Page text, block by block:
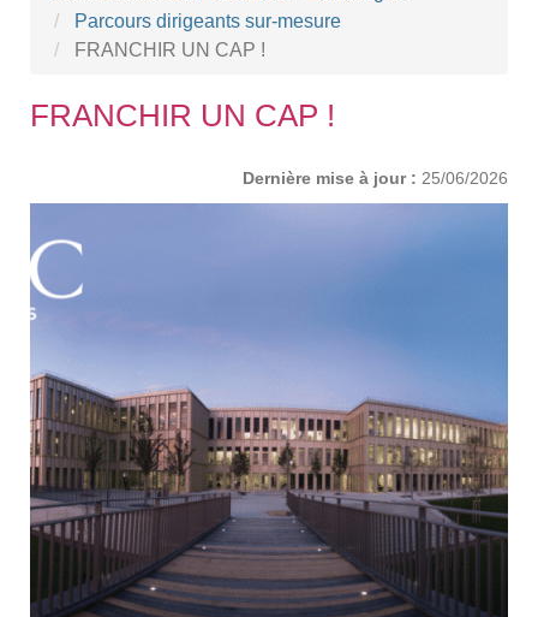
Parcours dirigeants sur-mesure
FRANCHIR UN CAP !
FRANCHIR UN CAP !
Dernière mise à jour : 25/06/2026